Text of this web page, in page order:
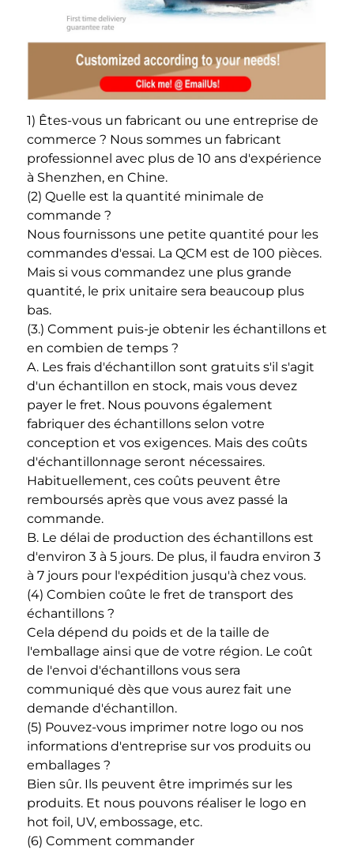
1) Êtes-vous un fabricant ou une entreprise de
commerce ? Nous sommes un fabricant
professionnel avec plus de 10 ans d'expérience
à Shenzhen, en Chine.
(2) Quelle est la quantité minimale de
commande ?
Nous fournissons une petite quantité pour les
commandes d'essai. La QCM est de 100 pièces.
Mais si vous commandez une plus grande
quantité, le prix unitaire sera beaucoup plus
bas.
(3.) Comment puis-je obtenir les échantillons et
en combien de temps ?
A. Les frais d'échantillon sont gratuits s'il s'agit
d'un échantillon en stock, mais vous devez
payer le fret. Nous pouvons également
fabriquer des échantillons selon votre
conception et vos exigences. Mais des coûts
d'échantillonnage seront nécessaires.
Habituellement, ces coûts peuvent être
remboursés après que vous avez passé la
commande.
B. Le délai de production des échantillons est
d'environ 3 à 5 jours. De plus, il faudra environ 3
à 7 jours pour l'expédition jusqu'à chez vous.
(4) Combien coûte le fret de transport des
échantillons ?
Cela dépend du poids et de la taille de
l'emballage ainsi que de votre région. Le coût
de l'envoi d'échantillons vous sera
communiqué dès que vous aurez fait une
demande d'échantillon.
(5) Pouvez-vous imprimer notre logo ou nos
informations d'entreprise sur vos produits ou
emballages ?
Bien sûr. Ils peuvent être imprimés sur les
produits. Et nous pouvons réaliser le logo en
hot foil, UV, embossage, etc.
(6) Comment commander